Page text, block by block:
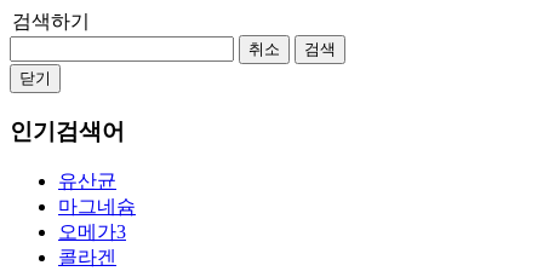
검색하기
취소
검색
닫기
인기검색어
유산균
마그네슘
오메가3
콜라겐